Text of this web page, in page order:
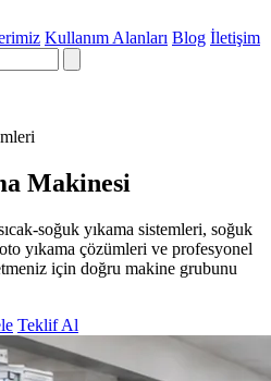
Kullanım Alanları Blog İletişim
Makinesi
soğuk yıkama sistemleri, soğuk
yıkama çözümleri ve profesyonel
için doğru makine grubunu
Teklif Al